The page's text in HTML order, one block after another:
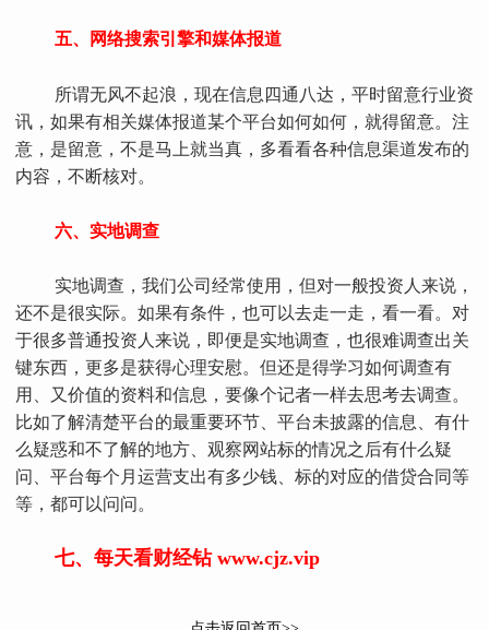
五、网络搜索引擎和媒体报道
所谓无风不起浪，现在信息四通八达，平时留意行业资
讯，如果有相关媒体报道某个平台如何如何，就得留意。注
意，是留意，不是马上就当真，多看看各种信息渠道发布的
内容，不断核对。
六、实地调查
实地调查，我们公司经常使用，但对一般投资人来说，
还不是很实际。如果有条件，也可以去走一走，看一看。对
于很多普通投资人来说，即便是实地调查，也很难调查出关
键东西，更多是获得心理安慰。但还是得学习如何调查有
用、又价值的资料和信息，要像个记者一样去思考去调查。
比如了解清楚平台的最重要环节、平台未披露的信息、有什
么疑惑和不了解的地方、观察网站标的情况之后有什么疑
问、平台每个月运营支出有多少钱、标的对应的借贷合同等
等，都可以问问。
七、每天看财经钻 www.cjz.vip